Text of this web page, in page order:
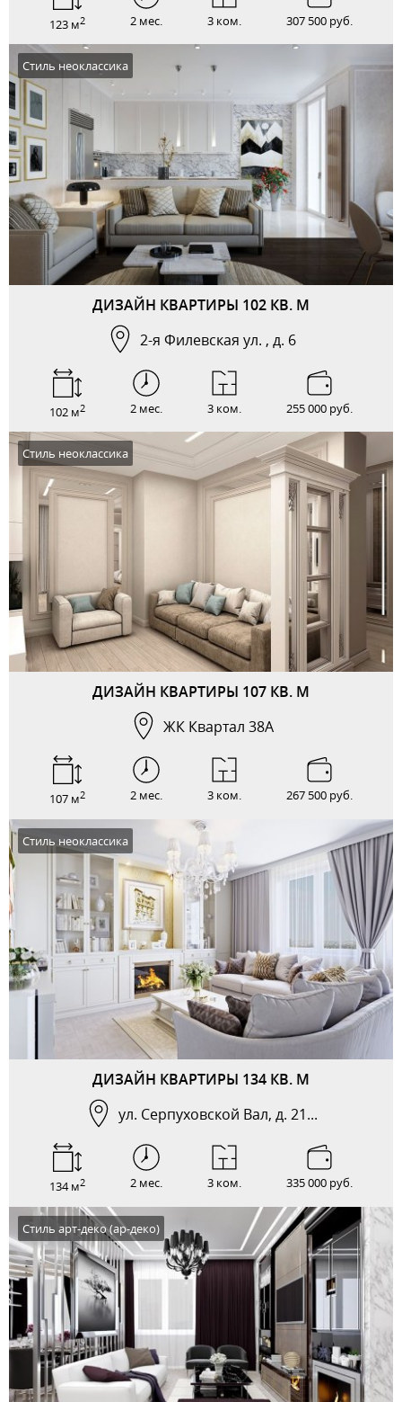
123 м2 2 мес. 3 ком. 307 500 руб.
ДИЗАЙН КВАРТИРЫ 102 КВ. М
2-я Филевская ул. , д. 6
Стиль неоклассика
102 м2 2 мес. 3 ком. 255 000 руб.
ДИЗАЙН КВАРТИРЫ 107 КВ. М
ЖК Квартал 38А
Стиль неоклассика
107 м2 2 мес. 3 ком. 267 500 руб.
ДИЗАЙН КВАРТИРЫ 134 КВ. М
ул. Серпуховской Вал, д. 21...
Стиль неоклассика
134 м2 2 мес. 3 ком. 335 000 руб.
Стиль арт-деко (ар-деко)